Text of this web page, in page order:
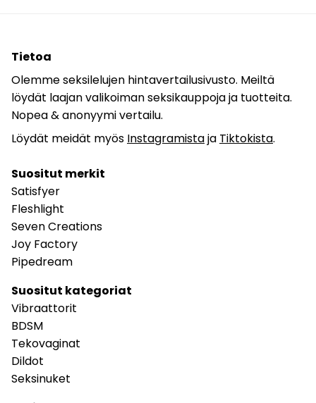
Tietoa
Olemme seksilelujen hintavertailusivusto. Meiltä
löydät laajan valikoiman seksikauppoja ja tuotteita.
Nopea & anonyymi vertailu.
Löydät meidät myös Instagramistaja Tiktokista.
Suositut merkit
Satisfyer
Fleshlight
Seven Creations
Joy Factory
Pipedream
Suositut kategoriat
Vibraattorit
BDSM
Tekovaginat
Dildot
Seksinuket